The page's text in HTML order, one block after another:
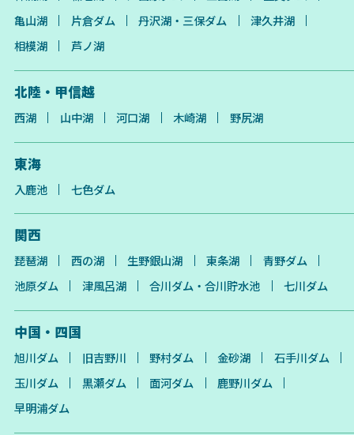
亀山湖
片倉ダム 丹沢湖・三保ダム
津久井湖
相模湖
芦ノ湖
北陸・甲信越
西湖 山中湖 河口湖 木崎湖 野尻湖
東海
入鹿池 七色ダム
関西
琵琶湖 西の湖 生野銀山湖 東条湖
青野ダム
池原ダム
津風呂湖 合川ダム・合川貯水池 七川ダム
中国・四国
旭川ダム 旧吉野川 野村ダム 金砂湖
石手川ダム
玉川ダム
黒瀬ダム 面河ダム
鹿野川ダム
早明浦ダム